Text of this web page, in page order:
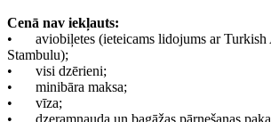
Cenā nav iekļauts:
•
aviobiļetes (ieteicams lidojums ar
Stambulu);
•
visi dzērieni;
•
minibāra maksa;
•
vīza;